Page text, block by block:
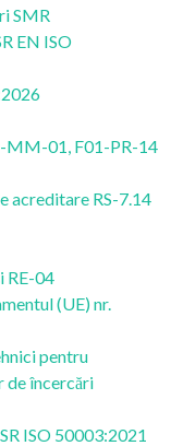
SMR
EN ISO
MM-01, F01-PR-14
acreditare RS-7.14
RE-04
(UE) nr.
pentru
de încercări
ISO 50003:2021